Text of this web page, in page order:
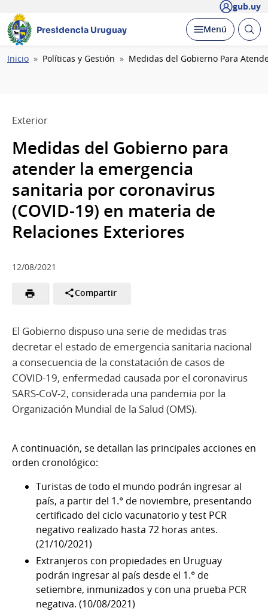
gub.uy
Presidencia Uruguay Desplegar
Menú Abrir
Ruta
Inicio Políticas y Gestión Medidas del Gobierno Para
Exterior
Medidas del Gobierno para
atender la emergencia
sanitaria por coronavirus
(COVID-19) en materia de
Relaciones Exteriores
12/08/2021
Compartir
El Gobierno dispuso una serie de medidas tras
decretar el estado de emergencia sanitaria nacional
a consecuencia de la constatación de casos de
COVID-19, enfermedad causada por el coronavirus
SARS-CoV-2, considerada una pandemia por la
Organización Mundial de la Salud (OMS).
A continuación, se detallan las principales acciones en
orden cronológico:
Turistas de todo el mundo podrán ingresar al
país, a partir del 1.° de noviembre, presentando
certificado del ciclo vacunatorio y test PCR
negativo realizado hasta 72 horas antes.
(21/10/2021)
Extranjeros con propiedades en Uruguay
podrán ingresar al país desde el 1.° de
setiembre, inmunizados y con una prueba PCR
negativa. (10/08/2021)